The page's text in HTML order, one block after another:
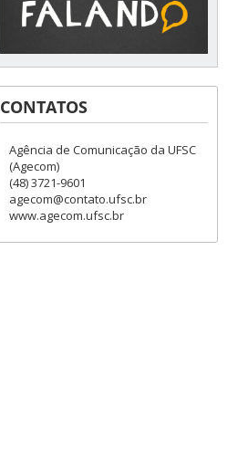
CONTATOS
Agência de Comunicação da UFSC
(Agecom)
(48) 3721-9601
agecom@contato.ufsc.br
www.agecom.ufsc.br